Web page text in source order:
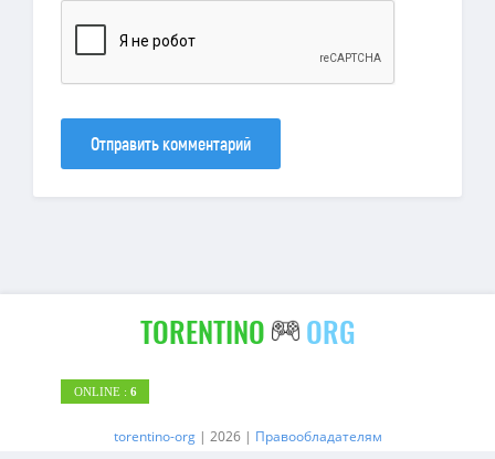
Отправить комментарий
TORENTINO ORG
ONLINE : 6
torentino-org| 2026 | Правообладателям